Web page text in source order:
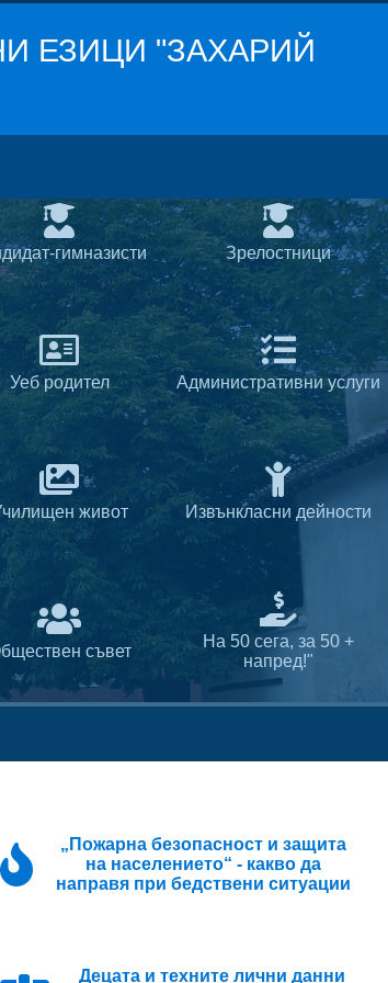
ЕЗИЦИ "ЗАХАРИЙ
гимназисти Зрелостници
Уеб родител Административни услуги
живот Извънкласни дейности
съвет
На 50 сега, за 50 +
напред!"
„Пожарна безопасност и защита
на населението“ - какво да
направя при бедствени ситуации
Децата и техните лични данни